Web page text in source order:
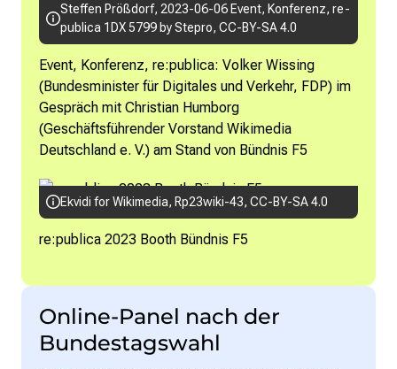
Steffen Prößdorf, 2023-06-06 Event, Konferenz, re-
publica 1DX 5799 by Stepro, CC-BY-SA 4.0
Event, Konferenz, re:publica: Volker Wissing
(Bundesminister für Digitales und Verkehr, FDP) im
Gespräch mit Christian Humborg
(Geschäftsführender Vorstand Wikimedia
Deutschland e. V.) am Stand von Bündnis F5
Ekvidi for Wikimedia, Rp23wiki-43, CC-BY-SA 4.0
re:publica 2023 Booth Bündnis F5
Online-Panel nach der
Bundestagswahl